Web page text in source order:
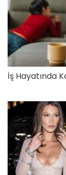
İş Hayatında